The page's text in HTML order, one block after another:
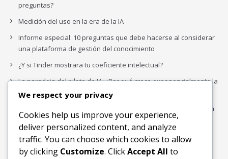
preguntas?
Medición del uso en la era de la IA
Informe especial: 10 preguntas que debe hacerse al considerar
una plataforma de gestión del conocimiento
¿Y si Tinder mostrara tu coeficiente intelectual?
La paradoja del piloto de IA: ¿Por qué crece exponencialmente la
complejidad de la IA empresarial?
Los organigramas de marketing se crearon para los canales. La
IA acaba de dejarlos obsoletos.
Buscar
We respect your privacy
Cookies help us improve your experience,
deliver personalized content, and analyze
traffic. You can choose which cookies to allow
by clicking Customize. ClickAccept All to